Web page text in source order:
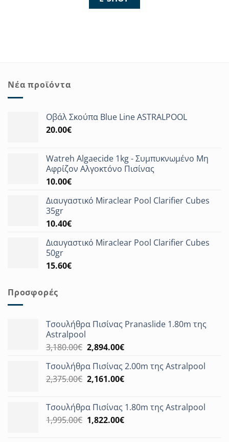
Νέα προϊόντα
Οβάλ Σκούπα Blue Line ASTRALPOOL
20.00€
Watreh Algaecide 1kg - Συμπυκνωμένο Μη
Αφρίζον Αλγοκτόνο Πισίνας
10.00€
Διαυγαστικό Miraclear Pool Clarifier Cubes
35gr
10.40€
Διαυγαστικό Miraclear Pool Clarifier Cubes
50gr
15.60€
Προσφορές
Τσουλήθρα Πισίνας Pranaslide 1.80m της
Astralpool
3,180.00€ Original
was:
3,180.00€.
2,894.00€Η
τιμή
είναι:
Τσουλήθρα Πισίνας 2.00m της Astralpool
2,375.00€ Original
2,375.00€.
2,161.00€Η
είναι:
2,161.00€.
Τσουλήθρα Πισίνας 1.80m της Astralpool
1,995.00€ Original
1,822.00€Η